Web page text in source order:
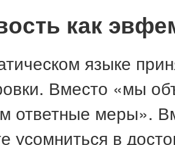
как
языке
Вместо «мы
ответные меры».
усомниться в